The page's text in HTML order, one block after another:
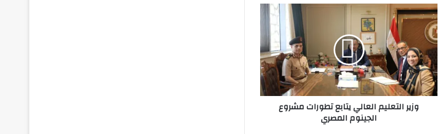
وزير
التعليم
العالي
يتابع
تطورات
مشروع
الجينوم
المصري
وزير التعليم العالي يتابع تطورات مشروع
الجينوم المصري